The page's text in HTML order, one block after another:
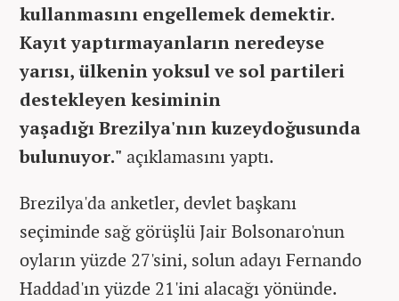
kullanmasını engellemek demektir.
Kayıt yaptırmayanların neredeyse
yarısı, ülkenin yoksul ve sol partileri
destekleyen kesiminin
yaşadığı Brezilya'nın kuzeydoğusunda
bulunuyor." açıklamasını yaptı.
Brezilya'da anketler, devlet başkanı
seçiminde sağ görüşlü Jair Bolsonaro'nun
oyların yüzde 27'sini, solun adayı Fernando
Haddad'ın yüzde 21'ini alacağı yönünde.